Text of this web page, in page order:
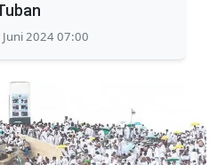
Juni 2024 07:00